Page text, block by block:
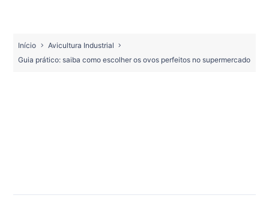
Início
Avicultura Industrial
Guia prático: saiba como escolher os ovos perfeitos no supermercado